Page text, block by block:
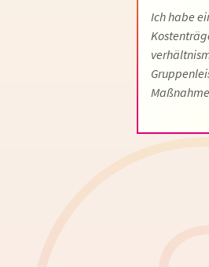
Ich habe